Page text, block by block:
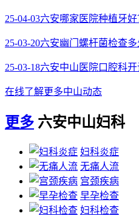
25-04-03六安哪家医院种植牙好
25-03-20六安幽门螺杆菌检查多
25-03-18六安中山医院口腔科开
在线了解更多中山动态
更多 六安中山妇科
妇科炎症
无痛人流
宫颈疾病
早孕检查
妇科检查